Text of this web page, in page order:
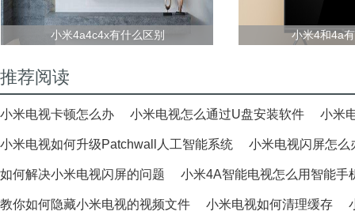
小米4a4c4x有什么区别 小米4和4a
推荐阅读
小米电视卡顿怎么办 小米电视怎么通过U盘安装软件 小米
小米电视如何升级Patchwall人工智能系统 小米电视闪屏怎么
如何解决小米电视闪屏的问题 小米4A智能电视怎么用智能手
教你如何隐藏小米电视的视频文件 小米电视如何清理缓存